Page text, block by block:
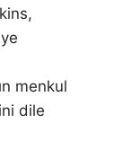
menkul
dile